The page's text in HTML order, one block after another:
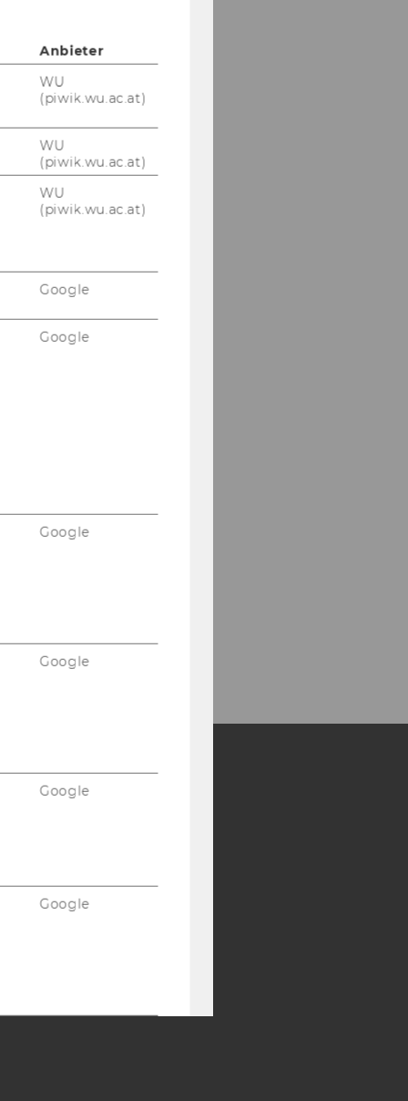
Anbieter
WU
(piwik.wu.ac.at)
WU
(piwik.wu.ac.at)
WU
(piwik.wu.ac.at)
Google
Google
Google
Google
Google
Google